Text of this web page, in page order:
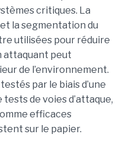
critiques. La
la segmentation du
utilisées pour réduire
attaquant peut
de l’environnement.
par le biais d’une
de voies d’attaque,
efficaces
sur le papier.